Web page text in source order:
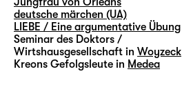
deutsche märchen (UA)
LIEBE / Eine argumentative Übung
Seminar des Doktors /
Wirtshausgesellschaft in Woyzeck
Kreons Gefolgsleute in Medea